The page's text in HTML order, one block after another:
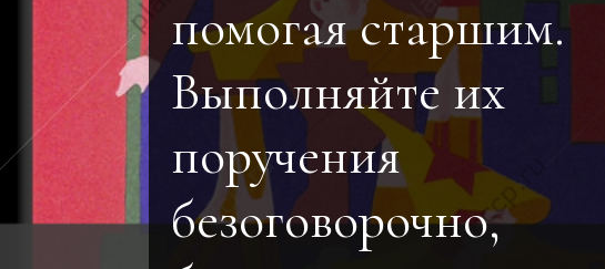
помогая старшим.
Выполняйте их
поручения
безоговорочно,